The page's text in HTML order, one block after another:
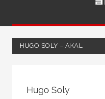
HUGO SOLY – AKAL
Hugo Soly